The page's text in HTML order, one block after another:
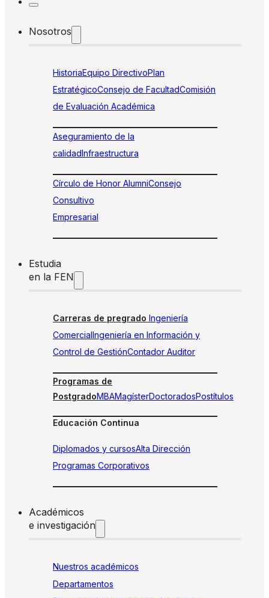
Nosotros
HistoriaEquipo DirectivoPlan
EstratégicoConsejo de FacultadComisión
de Evaluación Académica
Aseguramiento de la
calidadInfraestructura
Círculo de Honor AlumniConsejo
Consultivo
Empresarial
Estudia
en la FEN
Carreras de pregrado Ingeniería
ComercialIngeniería en Información y
Control de GestiónContador Auditor
Programas de
PostgradoMBAMagísterDoctoradosPostítulos
Educación Continua
Diplomados y cursosAlta Dirección
Programas Corporativos
Académicos
e investigación
Nuestros académicos
Departamentos